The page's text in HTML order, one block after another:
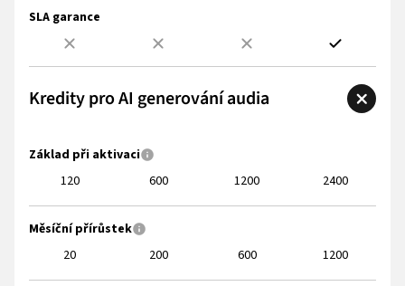
SLA garance
Kredity pro AI generování audia
Základ při aktivaci
120
600 1200 2400
Měsíční přírůstek
20
200 600 1200